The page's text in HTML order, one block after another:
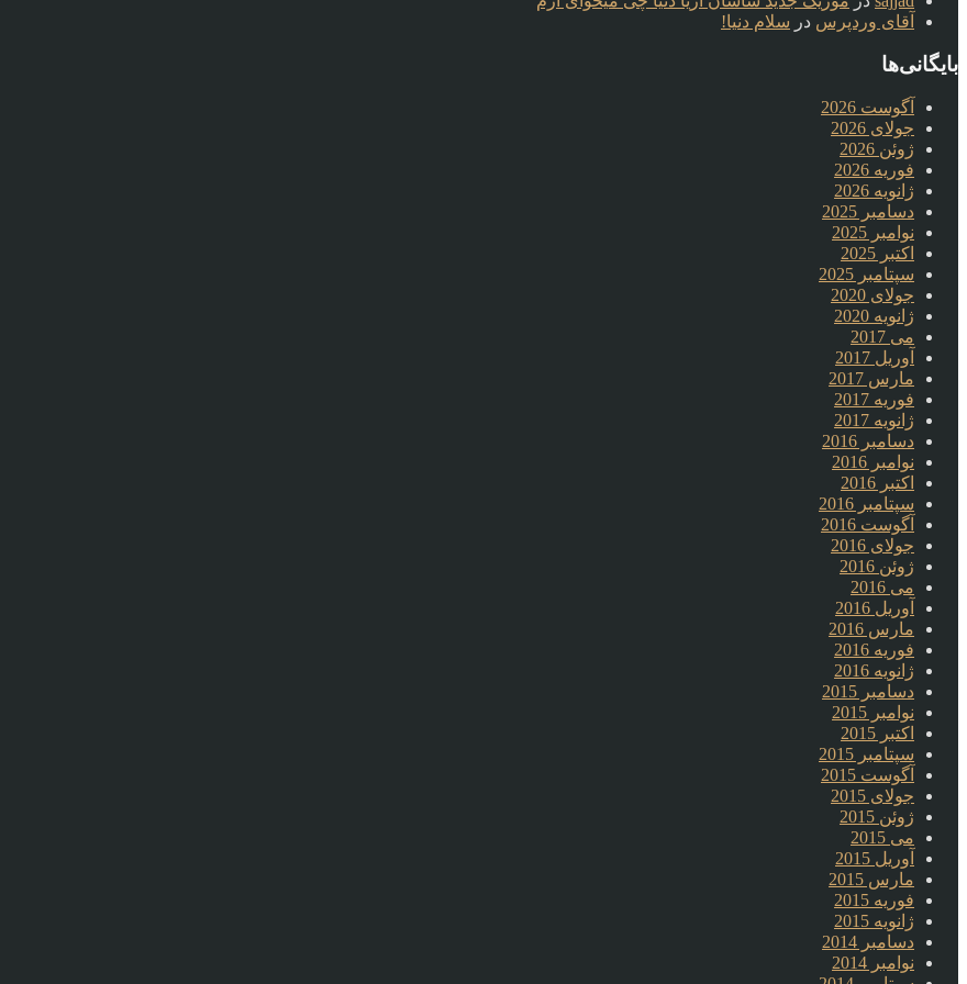
آقای وردپرس در سلام دنیا!
بایگانی‌ها
آگوست 2026
جولای 2026
ژوئن 2026
فوریه 2026
ژانویه 2026
دسامبر 2025
نوامبر 2025
اکتبر 2025
سپتامبر 2025
جولای 2020
ژانویه 2020
می 2017
آوریل 2017
مارس 2017
فوریه 2017
ژانویه 2017
دسامبر 2016
نوامبر 2016
اکتبر 2016
سپتامبر 2016
آگوست 2016
جولای 2016
ژوئن 2016
می 2016
آوریل 2016
مارس 2016
فوریه 2016
ژانویه 2016
دسامبر 2015
نوامبر 2015
اکتبر 2015
سپتامبر 2015
آگوست 2015
جولای 2015
ژوئن 2015
می 2015
آوریل 2015
مارس 2015
فوریه 2015
ژانویه 2015
دسامبر 2014
نوامبر 2014